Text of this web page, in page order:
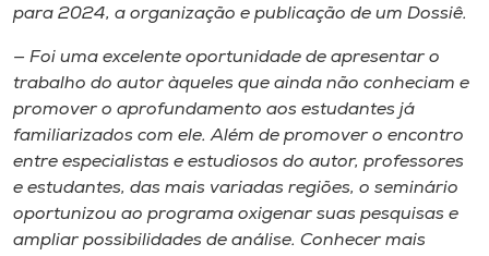
para 2024, a organização e publicação de um Dossiê.
— Foi uma excelente oportunidade de apresentar o
trabalho do autor àqueles que ainda não conheciam e
promover o aprofundamento aos estudantes já
familiarizados com ele. Além de promover o encontro
entre especialistas e estudiosos do autor, professores
e estudantes, das mais variadas regiões, o seminário
oportunizou ao programa oxigenar suas pesquisas e
ampliar possibilidades de análise. Conhecer mais